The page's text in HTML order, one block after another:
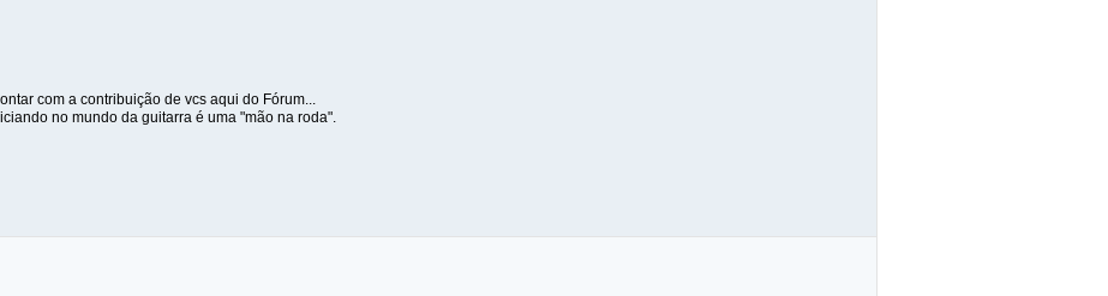
com a contribuição de vcs aqui do Fórum...
no mundo da guitarra é uma "mão na roda".